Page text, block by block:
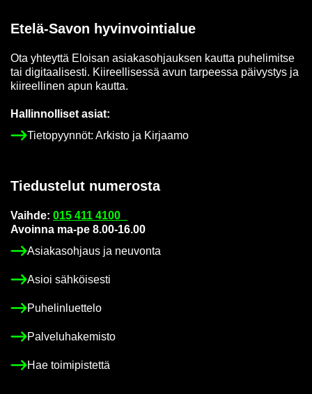
Etelä-​Savon hy­vin­voin­tia­lue
Ota yh­teyt­tä Eloi­san asia­kas­oh­jauk­sen kaut­ta pu­he­li­mit­se
tai di­gi­taa­li­ses­ti. Kii­reel­li­ses­sä avun tar­pees­sa päi­vys­tys ja
kii­reel­li­nen apun kaut­ta.
Hal­lin­nol­li­set asiat:
Tie­to­pyyn­nöt: Ar­kis­to ja Kir­jaa­mo
Tie­dus­te­lut nu­me­ros­ta
Vaih­de: 015 411 4100
Avoin­na ma-pe 8.00-16.00
Asia­kas­oh­jaus ja neu­von­ta
Asioi säh­köi­ses­ti
Pu­he­lin­luet­te­lo
Pal­ve­lu­ha­ke­mis­to
Hae toi­mi­pis­tet­tä